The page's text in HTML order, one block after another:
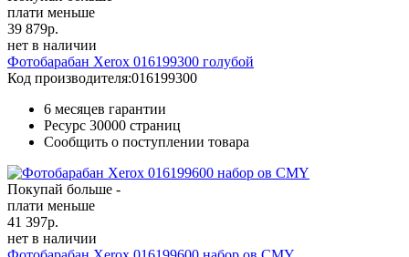
плати меньше
39 879р.
нет в наличии
Фотобарабан Xerox 016199300 голубой
Код производителя:016199300
6 месяцев гарантии
Ресурс 30000 страниц
Сообщить о поступлении товара
Покупай больше -
плати меньше
41 397р.
нет в наличии